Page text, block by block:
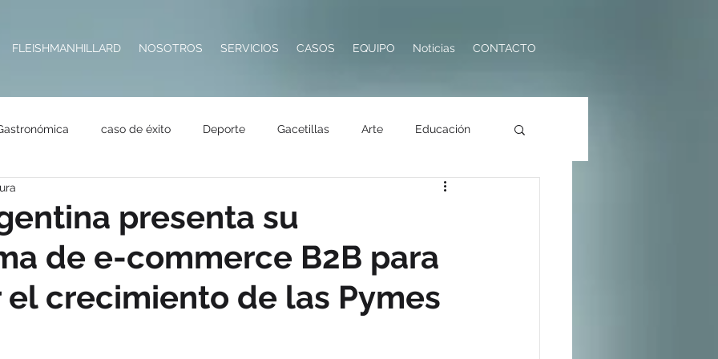
FLEISHMANHILLARD NOSOTROS SERVICIOS CASOS EQUIPO Noticias CONTACTO
caso de éxito Deporte Gacetillas Arte Educación
Turismo
Salud Premios RSE Metaverso
presenta su
de e-commerce B2B para
crecimiento de las Pymes